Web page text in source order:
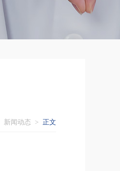
新闻动态 > 正文